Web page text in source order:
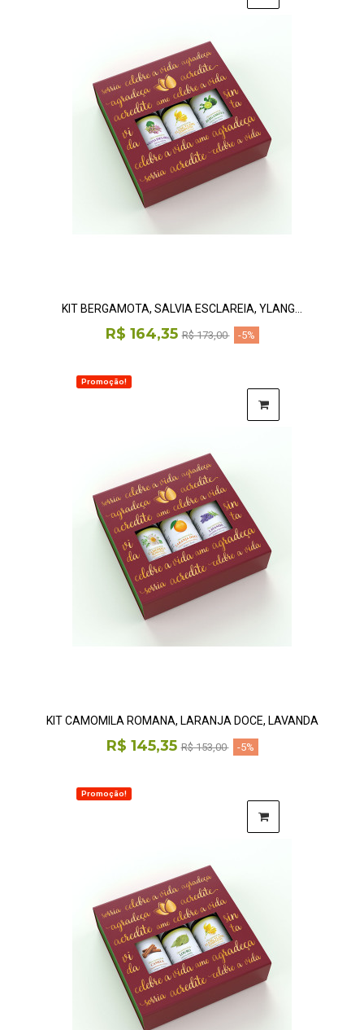
KIT BERGAMOTA, SÁLVIA ESCLAREIA, YLANG...
R$ 164,35R$ 173,00 -5%
Promoção!
KIT CAMOMILA ROMANA, LARANJA DOCE, LAVANDA
R$ 145,35R$ 153,00 -5%
Promoção!